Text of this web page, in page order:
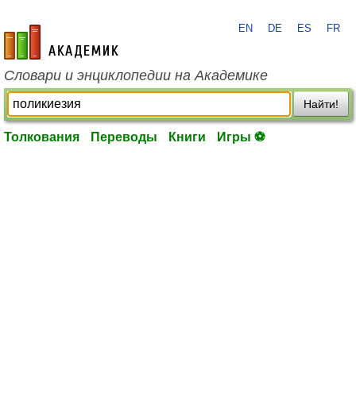
academic.ru
EN DE ES FR
Словари и энциклопедии на Академике
Найти!
Толкования Переводы Книги Игры ⚽